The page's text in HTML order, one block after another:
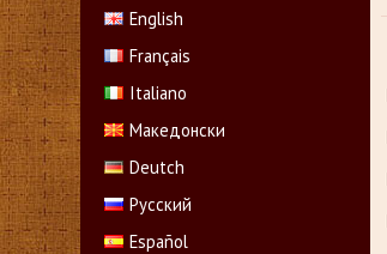
English
Français
Italiano
Македонски
Deutch
Русский
Español